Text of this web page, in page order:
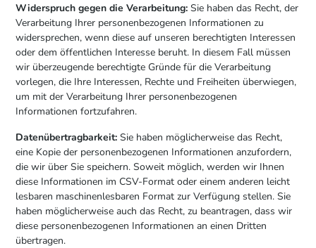
Widerspruch gegen die Verarbeitung: Sie haben das Recht, der
Verarbeitung Ihrer personenbezogenen Informationen zu
widersprechen, wenn diese auf unseren berechtigten Interessen
oder dem öffentlichen Interesse beruht. In diesem Fall müssen
wir überzeugende berechtigte Gründe für die Verarbeitung
vorlegen, die Ihre Interessen, Rechte und Freiheiten überwiegen,
um mit der Verarbeitung Ihrer personenbezogenen
Informationen fortzufahren.
Datenübertragbarkeit: Sie haben möglicherweise das Recht,
eine Kopie der personenbezogenen Informationen anzufordern,
die wir über Sie speichern. Soweit möglich, werden wir Ihnen
diese Informationen im CSV-Format oder einem anderen leicht
lesbaren maschinenlesbaren Format zur Verfügung stellen. Sie
haben möglicherweise auch das Recht, zu beantragen, dass wir
diese personenbezogenen Informationen an einen Dritten
übertragen.